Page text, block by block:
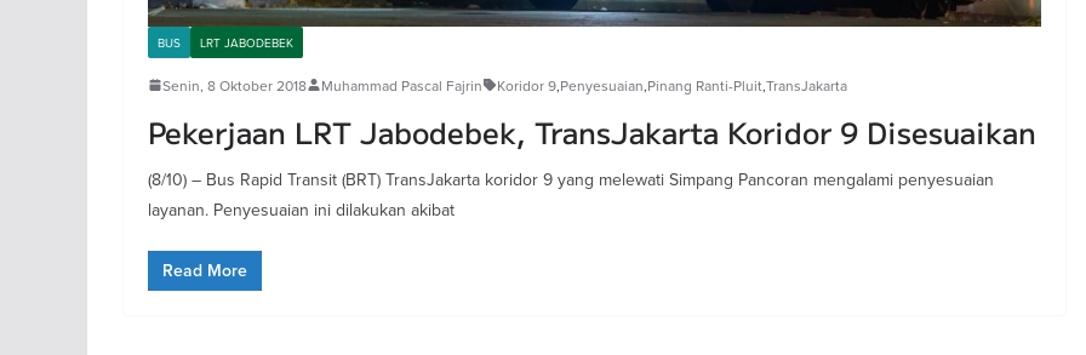
BUS LRT JABODEBEK
Senin, 8 Oktober 2018 Muhammad Pascal Fajrin Koridor 9,Penyesuaian,Pinang Ranti-Pluit,TransJakarta
Pekerjaan LRT Jabodebek, TransJakarta Koridor 9 Disesuaikan
(8/10) – Bus Rapid Transit (BRT) TransJakarta koridor 9 yang melewati Simpang Pancoran mengalami penyesuaian
layanan. Penyesuaian ini dilakukan akibat
Read More